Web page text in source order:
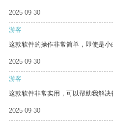
2025-09-30
游客
这款软件的操作非常简单，即使是小
2025-09-30
游客
这款软件非常实用，可以帮助我解决
2025-09-30